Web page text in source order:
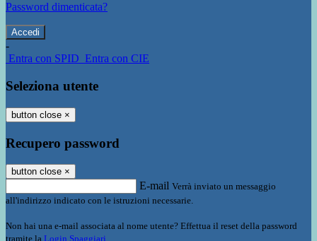
Password dimenticata?
-
Entra con SPID Entra con CIE
Seleziona utente
button close ×
Recupero password
button close ×
E-mail Verrà inviato un messaggio
all'indirizzo indicato con le istruzioni necessarie.
Non hai una e-mail associata al nome utente? Effettua il reset della password
tramite la Login Spaggiari